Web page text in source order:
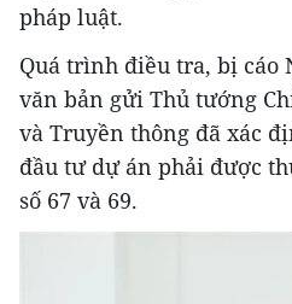
pháp luật.
Quá trình điều tra, bị cáo
văn bản gửi Thủ tướng
và Truyền thông đã xác
đầu tư dự án phải được
số 67 và 69.